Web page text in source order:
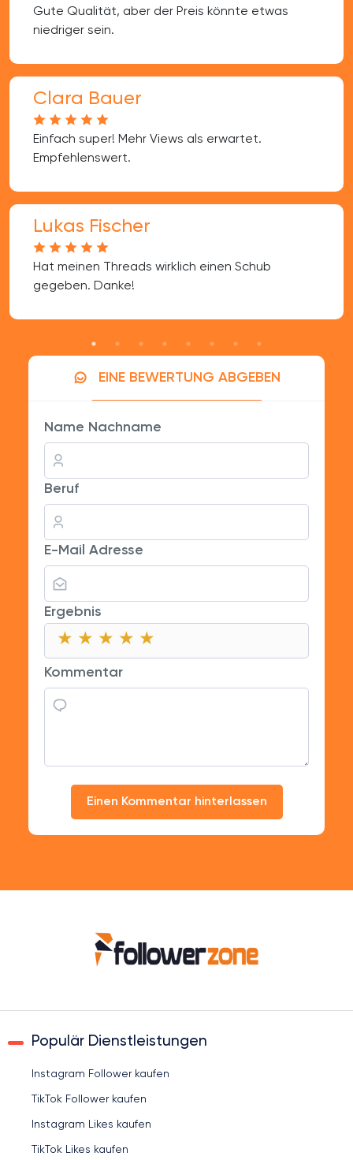
Gute Qualität, aber der Preis könnte etwas
niedriger sein.
Clara Bauer
Einfach super! Mehr Views als erwartet.
Empfehlenswert.
Lukas Fischer
Hat meinen Threads wirklich einen Schub
gegeben. Danke!
EINE BEWERTUNG ABGEBEN
Name Nachname
Beruf
E-Mail Adresse
Ergebnis
★
★ ★
★ ★ ★
★ ★ ★ ★
★ ★ ★ ★ ★
Kommentar
Einen Kommentar hinterlassen
Populär Dienstleistungen
Instagram Follower kaufen
TikTok Follower kaufen
Instagram Likes kaufen
TikTok Likes kaufen